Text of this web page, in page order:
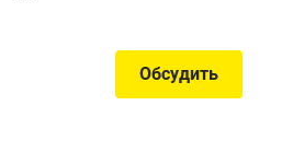
Обсудить